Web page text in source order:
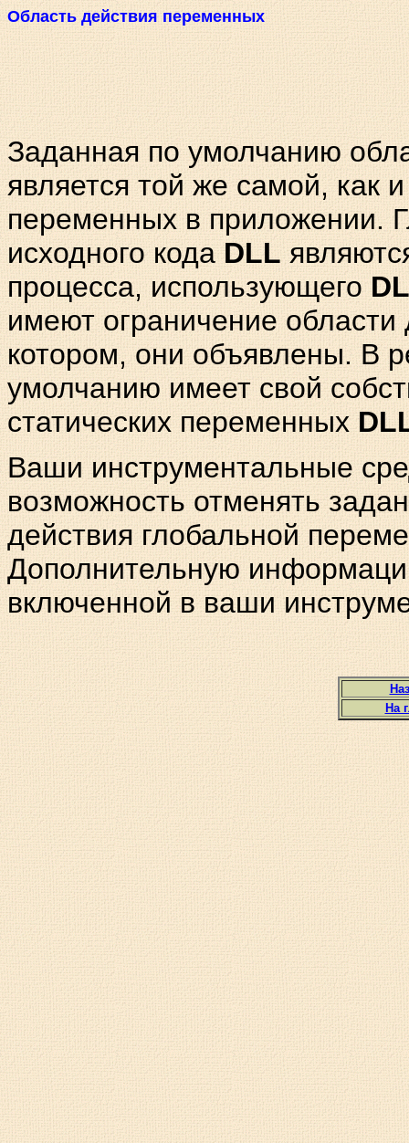
Область действия переменных
Заданная по умолчанию
является той же самой, как
переменных в приложении.
исходного кодаDLL
процесса, использующего
имеют ограничение
котором, они объявлены. В
умолчанию имеет свой
статических переменных
Ваши инструментальные
возможность отменять
действия глобальной
Дополнительную
включенной в ваши
На